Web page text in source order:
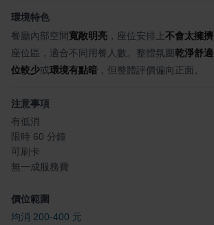
環境特色
餐廳內部空間寬敞明亮 ，座位安排上 不會太擁擠
座位區，適合不同用餐人數。整體氛圍乾淨舒適
位較少或環境有點暗 ，但整體評價偏向正面。
注意事項
有低消
限時 60 分鐘
可刷卡
無一成服務費
價位範圍
均消 200-400 元